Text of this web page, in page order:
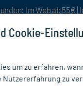
Im Web ab 55€ |
Cookie-
um zu erfahren,
Nutzererfahrung zu